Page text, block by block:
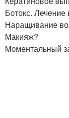
Ботокс.
Наращивание
Макияж?
Моментальный